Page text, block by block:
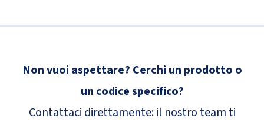
Non vuoi aspettare? Cerchi un prodotto o
un codice specifico?
Contattaci direttamente: il nostro team ti